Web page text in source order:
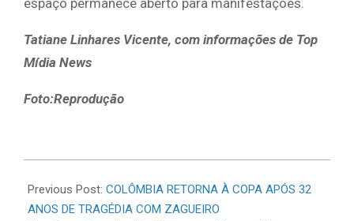
espaço permanece aberto para manifestações.
Tatiane Linhares Vicente, com informações de Top
Mídia News
Foto:Reprodução
06-
17
Previous Post: COLÔMBIA RETORNA À COPA APÓS 32
ANOS DE TRAGÉDIA COM ZAGUEIRO